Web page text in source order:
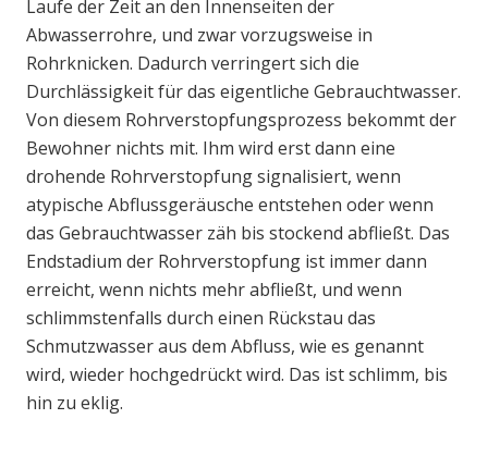
Laufe der Zeit an den Innenseiten der
Abwasserrohre, und zwar vorzugsweise in
Rohrknicken. Dadurch verringert sich die
Durchlässigkeit für das eigentliche Gebrauchtwasser.
Von diesem Rohrverstopfungsprozess bekommt der
Bewohner nichts mit. Ihm wird erst dann eine
drohende Rohrverstopfung signalisiert, wenn
atypische Abflussgeräusche entstehen oder wenn
das Gebrauchtwasser zäh bis stockend abfließt. Das
Endstadium der Rohrverstopfung ist immer dann
erreicht, wenn nichts mehr abfließt, und wenn
schlimmstenfalls durch einen Rückstau das
Schmutzwasser aus dem Abfluss, wie es genannt
wird, wieder hochgedrückt wird. Das ist schlimm, bis
hin zu eklig.